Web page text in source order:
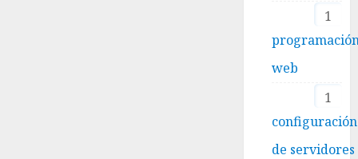
1
web
1
configuración
de servidores